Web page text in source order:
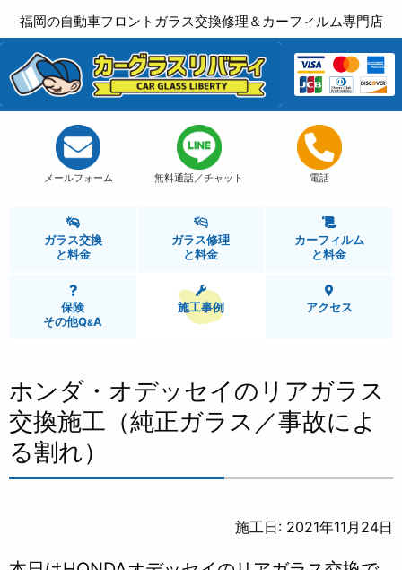
福岡の自動車フロントガラス交換修理＆カーフィルム専門店
メールフォーム 無料通話／チャット 電話
ガラス交換
と料金
ガラス修理
と料金
カーフィルム
と料金
保険
その他Q&A
施工事例 アクセス
ホンダ・オデッセイのリアガラス
交換施工（純正ガラス／事故によ
る割れ）
施工日: 2021年11月24日